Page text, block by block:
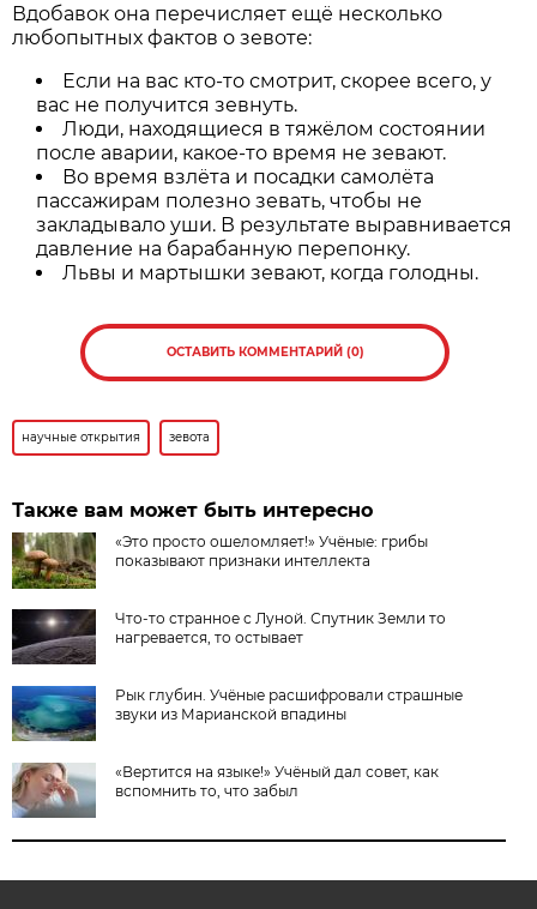
Вдобавок она перечисляет ещё несколько
любопытных фактов о зевоте:
Если на вас кто-то смотрит, скорее всего, у
вас не получится зевнуть.
Люди, находящиеся в тяжёлом состоянии
после аварии, какое-то время не зевают.
Во время взлёта и посадки самолёта
пассажирам полезно зевать, чтобы не
закладывало уши. В результате выравнивается
давление на барабанную перепонку.
Львы и мартышки зевают, когда голодны.
ОСТАВИТЬ КОММЕНТАРИЙ (0)
научные открытия зевота
Также вам может быть интересно
«Это просто ошеломляет!» Учёные: грибы
показывают признаки интеллекта
Что-то странное с Луной. Спутник Земли то
нагревается, то остывает
Рык глубин. Учёные расшифровали страшные
звуки из Марианской впадины
«Вертится на языке!» Учёный дал совет, как
вспомнить то, что забыл